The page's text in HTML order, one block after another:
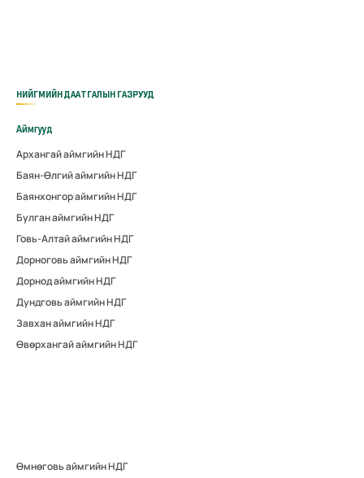
НИЙГМИЙН ДААТГАЛЫН ГАЗРУУД
Аймгууд
Архангай аймгийн НДГ
Баян-Өлгий аймгийн НДГ
Баянхонгор аймгийн НДГ
Булган аймгийн НДГ
Говь-Алтай аймгийн НДГ
Дорноговь аймгийн НДГ
Дорнод аймгийн НДГ
Дундговь аймгийн НДГ
Завхан аймгийн НДГ
Өвөрхангай аймгийн НДГ
Өмнөговь аймгийн НДГ